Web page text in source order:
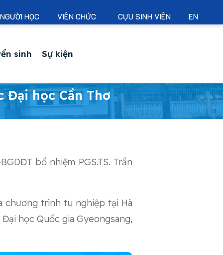
NGƯỜI HỌC VIÊN CHỨC CỰU SINH VIÊN EN
sinh Sự kiện
Đại học Cần Thơ
bổ nhiệm PGS.TS. Trần
chương trình tu nghiệp tại Hà
học Quốc gia Gyeongsang,